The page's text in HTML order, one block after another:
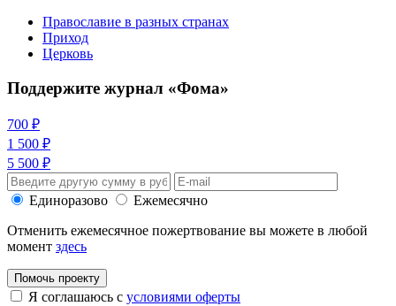
Православие в разных странах
Приход
Церковь
Поддержите журнал «Фома»
700 ₽
1 500 ₽
5 500 ₽
Единоразово
Ежемесячно
Отменить ежемесячное пожертвование вы можете в любой
момент здесь
Помочь проекту
Я соглашаюсь с условиями оферты